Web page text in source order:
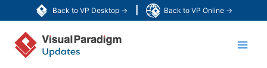
Back to VP Desktop → Back to VP Online →
do
treści